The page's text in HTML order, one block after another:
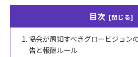
目次
協会が周知すべきグロービジョン
告と報酬ルール